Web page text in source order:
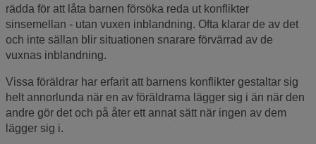
rädda för att låta barnen försöka reda ut konflikter
sinsemellan - utan vuxen inblandning. Ofta klarar de av det
och inte sällan blir situationen snarare förvärrad av de
vuxnas inblandning.
Vissa föräldrar har erfarit att barnens konflikter gestaltar sig
helt annorlunda när en av föräldrarna lägger sig i än när den
andre gör det och på åter ett annat sätt när ingen av dem
lägger sig i.